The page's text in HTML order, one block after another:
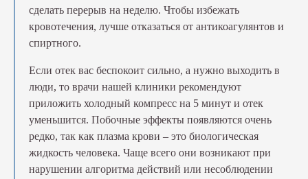
сделать перерыв на неделю. Чтобы избежать
кровотечения, лучше отказаться от антикоагулянтов и
спиртного.
Если отек вас беспокоит сильно, а нужно выходить в
люди, то врачи нашей клиники рекомендуют
приложить холодный компресс на 5 минут и отек
уменьшится. Побочные эффекты появляются очень
редко, так как плазма крови – это биологическая
жидкость человека. Чаще всего они возникают при
нарушении алгоритма действий или несоблюдении